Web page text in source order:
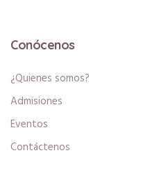
Conócenos
¿Quienes somos?
Admisiones
Eventos
Contáctenos